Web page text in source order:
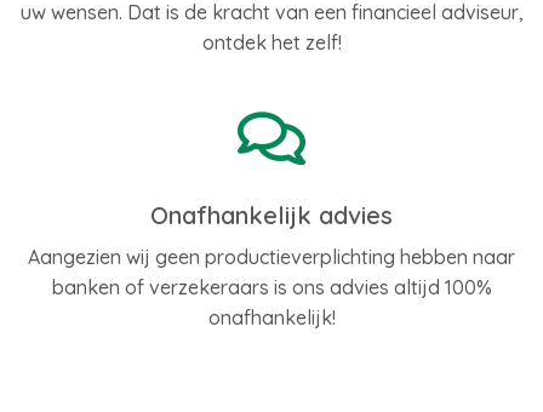
uw wensen. Dat is de kracht van een financieel adviseur,
ontdek het zelf!
Onafhankelijk advies
Aangezien wij geen productieverplichting hebben naar
banken of verzekeraars is ons advies altijd 100%
onafhankelijk!